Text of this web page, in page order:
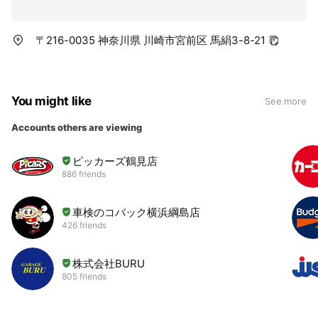
〒216-0035 神奈川県 川崎市宮前区 馬絹3-8-21
You might like See more
Accounts others are viewing
ピッカーズ鶴見店
886 friends
車検のコバック横浜綱島店
426 friends
株式会社BURU
805 friends